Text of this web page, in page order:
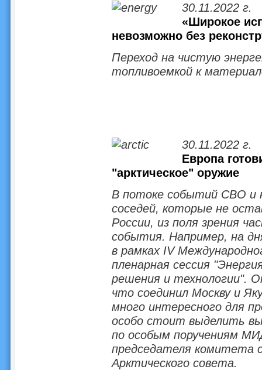
30.11.2022 г.
«Широкое
невозможно без
Переход на чистую
топливоемкой к
30.11.2022 г.
Европа
"арктическое" оружие
В потоке событий СВО и
соседей, которые не
России, из поля зрения
события. Например, на
в рамках IV
пленарная сессия
решения и технологии".
что соединил Москву и
много интересного для
особо стоит выделить
по особым поручениям
председателя комитета
Арктического совета.